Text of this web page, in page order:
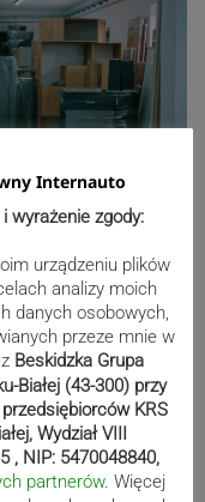
Internauto
wyrażenie zgody:
urządzeniu plików
analizy moich
danych osobowych,
przeze mnie w
Beskidzka Grupa
Białej (43-300) przy
KRS
Wydział VIII
, NIP: 5470048840,
partnerów. Więcej